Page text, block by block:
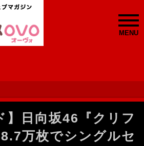
MENU
】日向坂46『クリフ
万枚でシングルセ